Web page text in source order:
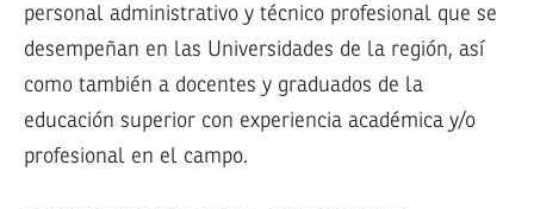
personal administrativo y técnico profesional que se
desempeñan en las Universidades de la región, así
como también a docentes y graduados de la
educación superior con experiencia académica y/o
profesional en el campo.